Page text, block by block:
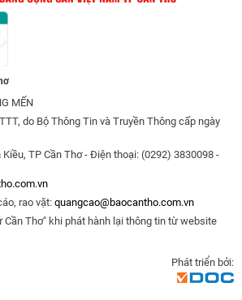
MẾN
do Bộ Thông Tin và Truyền Thông cấp ngày
Kiều, TP Cần Thơ - Điện thoại: (0292) 3830098 -
rao vặt: quangcao@baocantho.com.vn
Cần Thơ" khi phát hành lại thông tin từ website
Phát triển bởi: